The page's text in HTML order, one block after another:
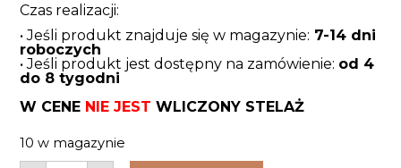
Czas realizacji:
• Jeśli produkt znajduje się w magazynie: 7-14 dni
roboczych
• Jeśli produkt jest dostępny na zamówienie: od 4
do 8 tygodni
W CENE NIE JEST WLICZONY STELAŻ
10 w magazynie